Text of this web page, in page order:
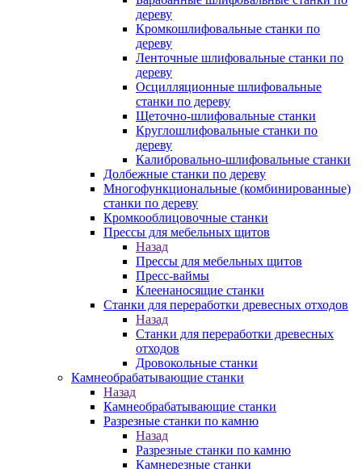
дереву
Кромкошлифовальные станки по
дереву
Ленточные шлифовальные станки по
дереву
Осцилляционные шлифовальные
станки по дереву
Щеточно-шлифовальные станки
Круглошлифовальные станки по
дереву
Калибровально-шлифовальные станки
Долбежные станки по дереву
Многофункциональные (комбинированные)
станки по дереву
Кромкооблицовочные станки
Прессы для мебельных щитов
Назад
Прессы для мебельных щитов
Пресс-ваймы
Клеенаносящие станки
Станки для переработки древесных отходов
Назад
Станки для переработки древесных
отходов
Дровокольные станки
Камнеобрабатывающие станки
Назад
Камнеобрабатывающие станки
Разрезные станки по камню
Назад
Разрезные станки по камню
Камнерезные станки